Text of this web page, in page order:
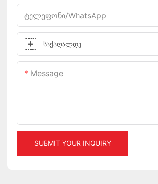
Ტელეფონი/WhatsApp
Საქაღალდე
Message
SUBMIT YOUR INQUIRY